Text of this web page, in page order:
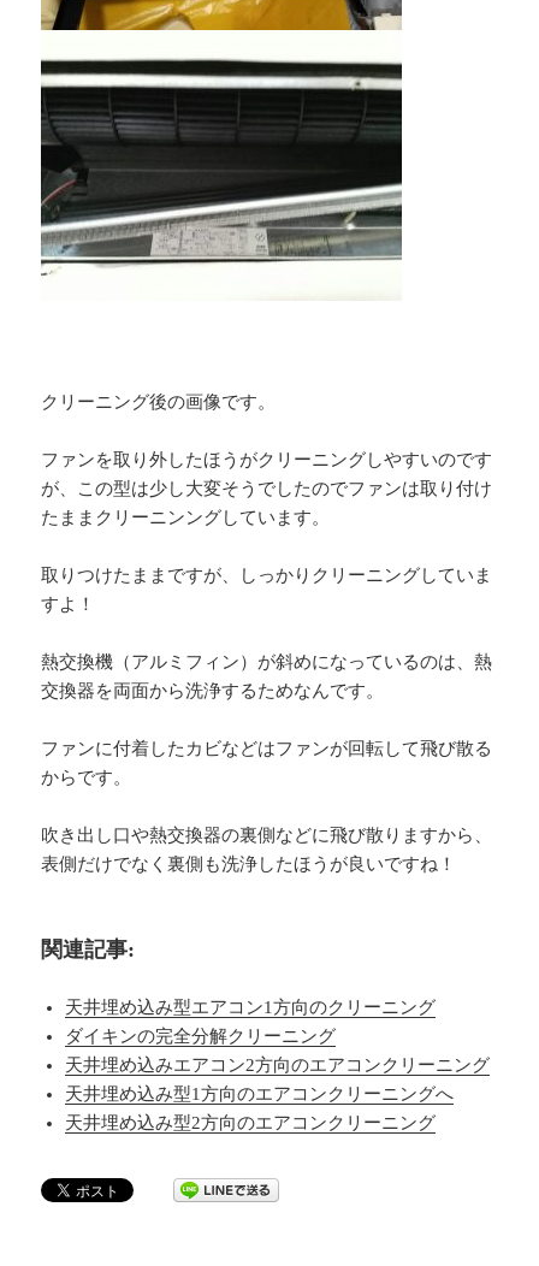
クリーニング後の画像です。
ファンを取り外したほうがクリーニングしやすいのです
が、この型は少し大変そうでしたのでファンは取り付け
たままクリーニンングしています。
取りつけたままですが、しっかりクリーニングしていま
すよ！
熱交換機（アルミフィン）が斜めになっているのは、熱
交換器を両面から洗浄するためなんです。
ファンに付着したカビなどはファンが回転して飛び散る
からです。
吹き出し口や熱交換器の裏側などに飛び散りますから、
表側だけでなく裏側も洗浄したほうが良いですね！
関連記事:
天井埋め込み型エアコン1方向のクリーニング
ダイキンの完全分解クリーニング
天井埋め込みエアコン2方向のエアコンクリーニング
天井埋め込み型1方向のエアコンクリーニングへ
天井埋め込み型2方向のエアコンクリーニング